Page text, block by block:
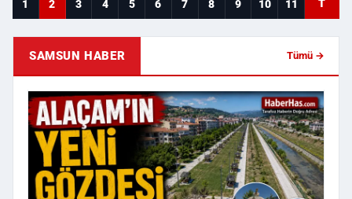
1 2 3 4 5 6 7 8 9 10 11 T
SAMSUN HABER Tümü →